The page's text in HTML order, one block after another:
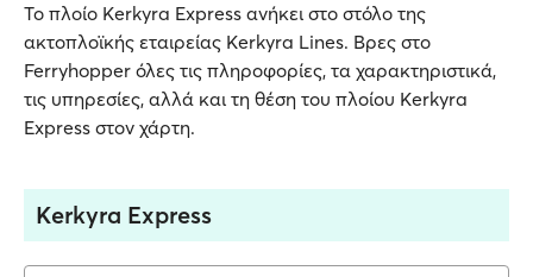
Το πλοίο Kerkyra Express ανήκει στο στόλο της
ακτοπλοϊκής εταιρείας Kerkyra Lines. Βρες στο
Ferryhopper όλες τις πληροφορίες, τα χαρακτηριστικά,
τις υπηρεσίες, αλλά και τη θέση του πλοίου Kerkyra
Express στον χάρτη.
Kerkyra Express